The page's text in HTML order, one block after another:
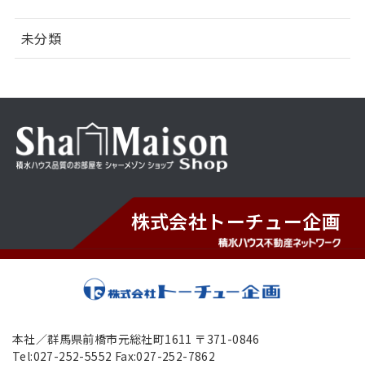
未分類
株式会社トーチュー企画
本社／群馬県前橋市元総社町1611 〒371-0846
Tel:027-252-5552 Fax:027-252-7862